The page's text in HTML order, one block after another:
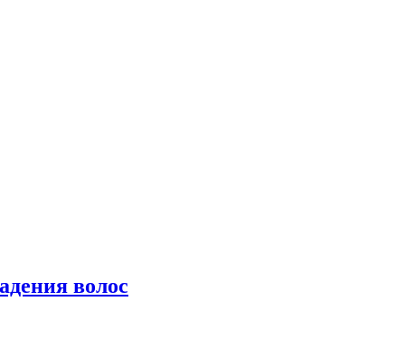
волос